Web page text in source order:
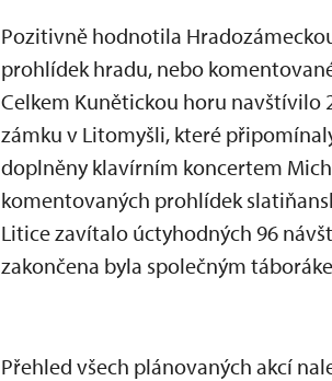
Pozitivně hodnotila
prohlídek hradu, nebo
Celkem Kunětickou horu navštívilo
zámku v Litomyšli, které
doplněny klavírním koncertem
komentovaných prohlídek
Litice zavítalo úctyhodných 96
zakončena byla společným
Přehled všech plánovaných akcí